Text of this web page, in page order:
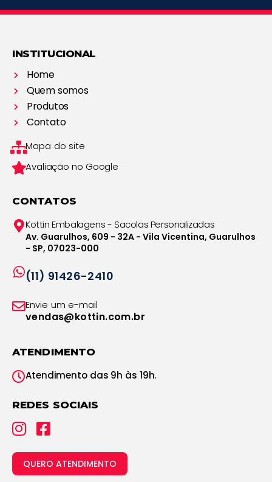
INSTITUCIONAL
Home
Quem somos
Produtos
Contato
Mapa do site
Avaliação no Google
CONTATOS
Kottin Embalagens - Sacolas Personalizadas
Av. Guarulhos, 609 - 32A - Vila Vicentina, Guarulhos
- SP, 07023-000
(11) 91426-2410
Envie um e-mail
vendas@kottin.com.br
ATENDIMENTO
Atendimento das 9h às 19h.
REDES SOCIAIS
QUERO ATENDIMENTO